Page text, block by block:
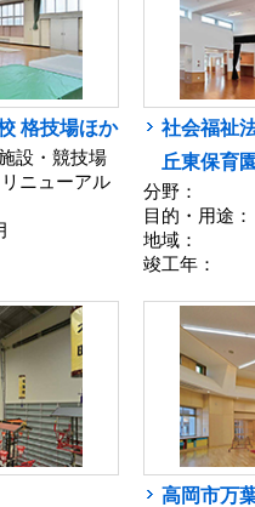
格技場ほか
設・競技場
ニューアル
社会福祉
丘東保育園
分野：
目的・用途：
地域：
竣工年：
高岡市万